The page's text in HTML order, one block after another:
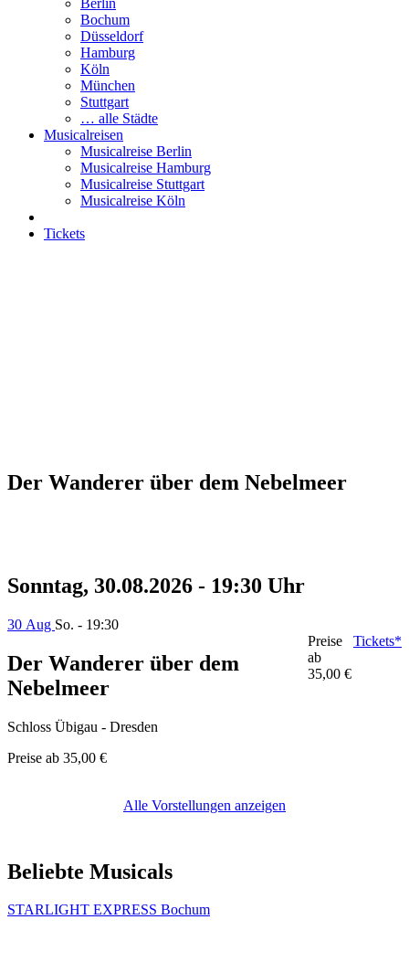
Berlin
Bochum
Düsseldorf
Hamburg
Köln
München
Stuttgart
… alle Städte
Musicalreisen
Musicalreise Berlin
Musicalreise Hamburg
Musicalreise Stuttgart
Musicalreise Köln
Tickets
Der Wanderer über dem Nebelmeer
Sonntag, 30.08.2026 - 19:30 Uhr
30 Aug So. - 19:30
Der Wanderer über dem
Nebelmeer
Schloss Übigau - Dresden
Preise ab 35,00 €
Preise
ab
35,00 €
Tickets*
Alle Vorstellungen anzeigen
Beliebte Musicals
STARLIGHT EXPRESS Bochum